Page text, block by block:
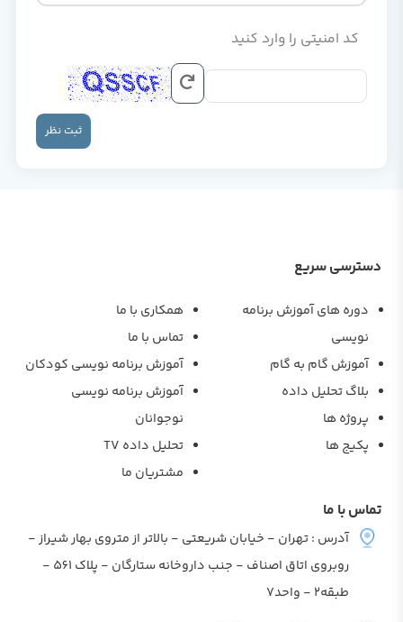
کد امنیتی را وارد کنید
ثبت نظر
دسترسی سریع
دوره های آموزش برنامه
نویسی
آموزش گام به گام
بلاگ تحلیل داده
پروژه ها
پکیج ها
همکاری با ما
تماس با ما
آموزش برنامه نویسی کودکان
آموزش برنامه نویسی
نوجوانان
تحلیل داده TV
مشتریان ما
تماس با ما
آدرس : تهران - خیابان شریعتی - بالاتر از متروی بهار شیراز -
روبروی اتاق اصناف - جنب داروخانه ستارگان - پلاک 561 -
طبقه2 - واحد7